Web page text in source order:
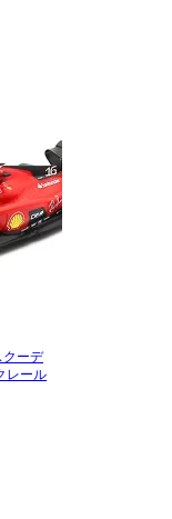
クーデ
レール